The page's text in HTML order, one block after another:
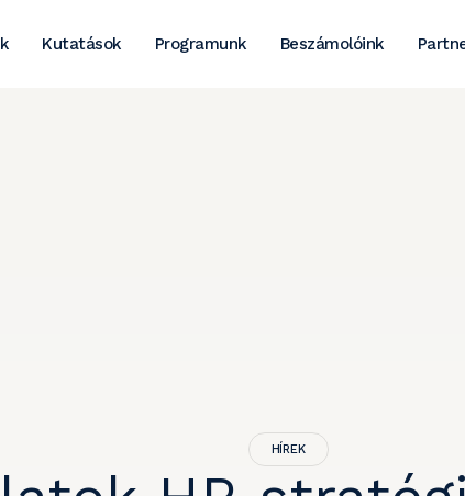
Kutatások Programunk Beszámolóink
HÍREK